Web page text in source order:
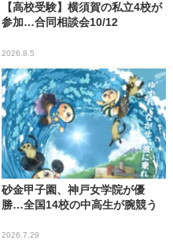
【高校受験】横須賀の私立4校が
参加…合同相談会10/12
2026.8.5
砂金甲子園、神戸女学院が優
勝…全国14校の中高生が腕競う
2026.7.29